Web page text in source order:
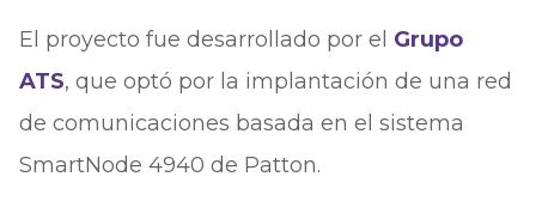
El proyecto fue desarrollado por el Grupo
ATS, que optó por la implantación de una red
de comunicaciones basada en el sistema
SmartNode 4940 de Patton.